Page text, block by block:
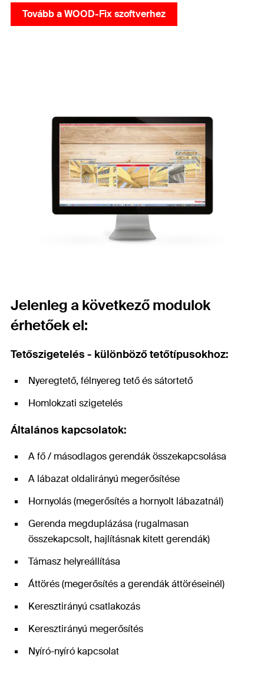
Tovább a WOOD-Fix szoftverhez
Jelenleg a következő modulok
érhetőek el:
Tetőszigetelés - különböző tetőtípusokhoz:
Nyeregtető, félnyereg tető és sátortető
Homlokzati szigetelés
Általános kapcsolatok:
A fő / másodlagos gerendák összekapcsolása
A lábazat oldalirányú megerősítése
Hornyolás (megerősítés a hornyolt lábazatnál)
Gerenda megduplázása (rugalmasan
összekapcsolt, hajlításnak kitett gerendák)
Támasz helyreállítása
Áttörés (megerősítés a gerendák áttöréseinél)
Keresztirányú csatlakozás
Keresztirányú megerősítés
Nyíró-nyíró kapcsolat